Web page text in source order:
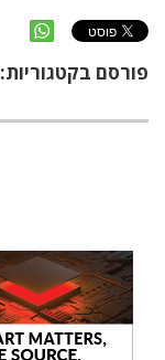
פורסם בקטגוריות: